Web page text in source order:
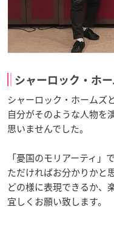
シャーロック・ホ
シャーロック・ホームズ
自分がそのような人物を
思いませんでした。
「憂国のモリアーティ
ただければお分かりかと
どの様に表現できるか、
宜しくお願い致します。